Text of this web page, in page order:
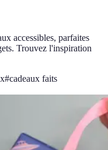
accessibles, parfaites
Trouvez l'inspiration
#cadeaux faits